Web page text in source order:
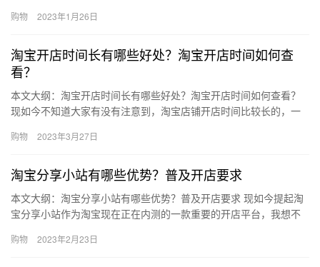
购物 2023年1月26日
淘宝开店时间长有哪些好处？淘宝开店时间如何查
看？
本文大纲：淘宝开店时间长有哪些好处？淘宝开店时间如何查看？
现如今不知道大家有没有注意到，淘宝店铺开店时间比较长的，一
哪些…
购物 2023年3月27日
淘宝分享小站有哪些优势？普及开店要求
本文大纲：淘宝分享小站有哪些优势？普及开店要求 现如今提起淘
宝分享小站作为淘宝现在正在内测的一款重要的开店平台，我想不
势，如…
购物 2023年2月23日